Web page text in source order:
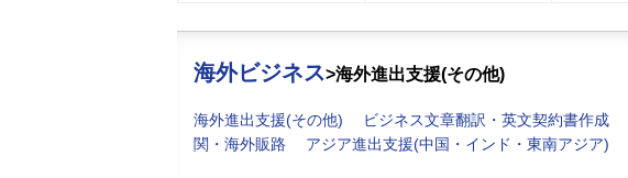
海外ビジネス>海外進出支援(その他)
海外進出支援(その他) ビジネス文章翻訳・英文契約書作成
関・海外販路
アジア進出支援(中国・インド・東南アジア)